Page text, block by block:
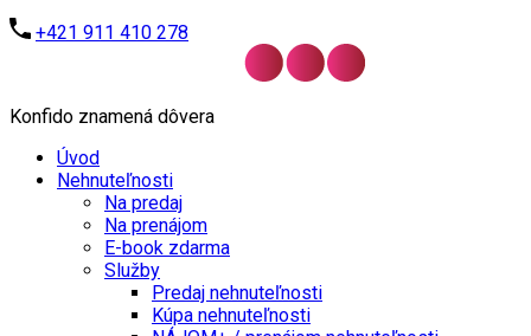
+421 911 410 278
Konfido znamená dôvera
Úvod
Nehnuteľnosti
Na predaj
Na prenájom
E-book zdarma
Služby
Predaj nehnuteľnosti
Kúpa nehnuteľnosti